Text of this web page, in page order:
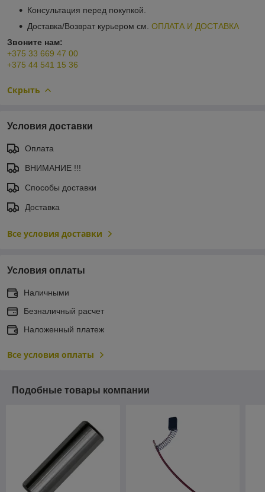
Консультация перед покупкой.
Доставка/Возврат курьером см. ОПЛАТА И ДОСТАВКА
Звоните нам:
+375 33 669 47 00
+375 44 541 15 36
Скрыть
Условия доставки
Оплата
ВНИМАНИЕ !!!
Способы доставки
Доставка
Все условия доставки
Условия оплаты
Наличными
Безналичный расчет
Наложенный платеж
Все условия оплаты
Подобные товары компании